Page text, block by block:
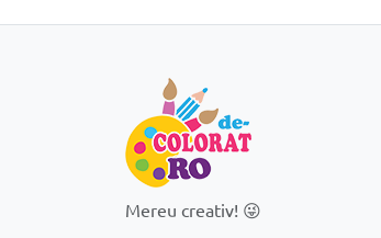
Mereu creativ! 😜